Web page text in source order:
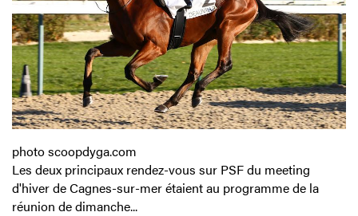
photo scoopdyga.com
Les deux principaux rendez-vous sur PSF du meeting
d'hiver de Cagnes-sur-mer étaient au programme de la
réunion de dimanche...